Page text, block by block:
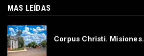
MAS LEÍDAS
Corpus Christi. Misiones.